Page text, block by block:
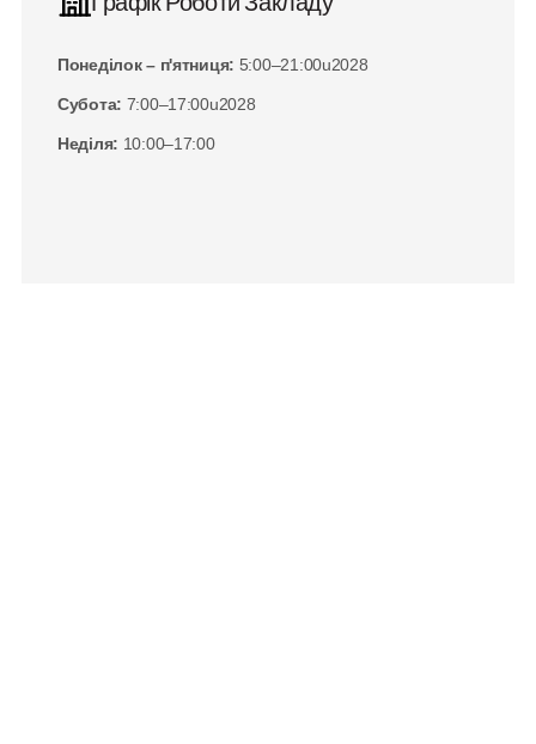
Понеділок – п'ятниця: 5:00–21:00u2028
Субота: 7:00–17:00u2028
Неділя: 10:00–17:00